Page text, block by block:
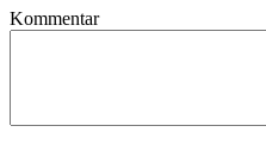
Kommentar